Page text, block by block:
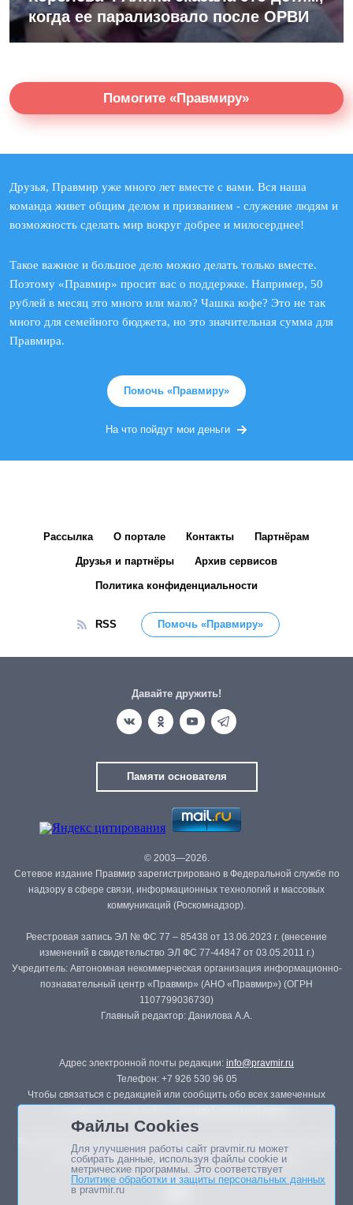
когда ее парализовало после ОРВИ
Помогите «Правмиру»
Друзья, Правмир уже много лет вместе с вами. Вся наша
команда живет общим делом и призванием - служение людям и
возможность сделать мир вокруг добрее и милосерднее!
Такое важное и большое дело можно делать только вместе.
Поэтому «Правмир» просит вас о поддержке. Например, 50
рублей в месяц это много или мало? Чашка кофе? Это не так
много для семейного бюджета, но это значительная сумма для
Правмира.
Помочь «Правмиру»
На что пойдут мои деньги
Рассылка О портале Контакты Партнёрам
Друзья и партнёры Архив сервисов
Политика конфиденциальности
RSS Помочь «Правмиру»
Давайте дружить!
Памяти основателя
© 2003—2026.
Сетевое издание Правмир зарегистрировано в Федеральной службе по
надзору в сфере связи, информационных технологий и массовых
коммуникаций (Роскомнадзор).
Реестровая запись ЭЛ № ФС 77 – 85438 от 13.06.2023 г. (внесение
изменений в свидетельство ЭЛ ФС 77-44847 от 03.05.2011 г.)
Учредитель: Автономная некоммерческая организация информационно-
познавательный центр «Правмир» (АНО «Правмир») (ОГРН
1107799036730)
Главный редактор: Данилова А.А.
Адрес электронной почты редакции: info@pravmir.ru
Телефон: +7 926 530 96 05
Чтобы связаться с редакцией или сообщить обо всех замеченных
Републикация материалов сайта в печатных изданиях (книгах, прессе)
возможна только с письменного разрешения редакции.
Файлы Cookies
Для улучшения работы сайт pravmir.ru может
собирать данные, используя файлы cookie и
метрические программы. Это соответствует
Политике обработки и защиты персональных данных
в pravmir.ru